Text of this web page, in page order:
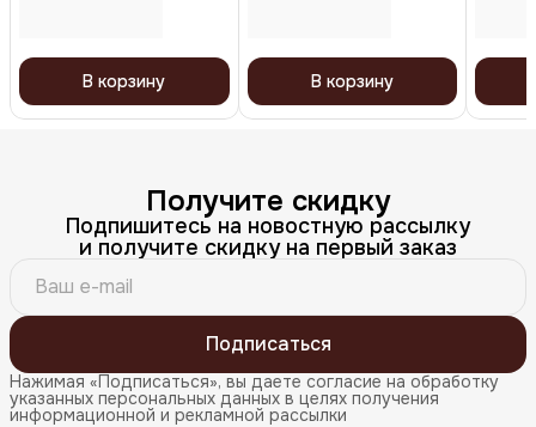
В корзину В корзину
Получите скидку
Подпишитесь на новостную рассылку
и получите скидку на первый заказ
Подписаться
Нажимая «Подписаться», вы даете согласие на обработку
указанных персональных данных в целях получения
информационной и рекламной рассылки